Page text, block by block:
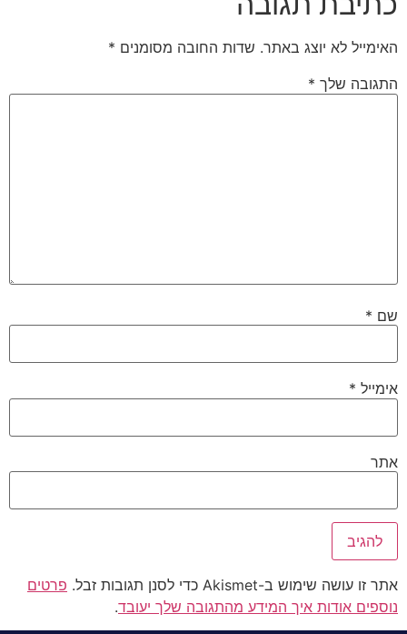
האימייל לא יוצג באתר. שדות החובה מסומנים *
התגובה שלך *
שם *
אימייל *
אתר
אתר זו עושה שימוש ב-Akismet כדי לסנן תגובות זבל.
פרטים
נוספים אודות איך המידע מהתגובה שלך יעובד.